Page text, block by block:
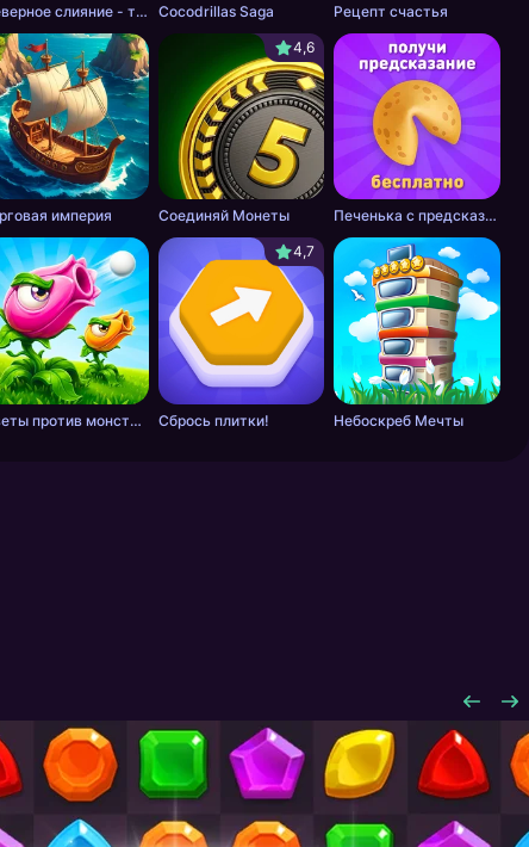
Северное слияние - тайна леса Cocodrillas Saga Рецепт счастья
империя
4,6
Соединяй Монеты Печенька с предсказанием
Цветы против монстров
4,7
Сбрось плитки! Небоскреб Мечты